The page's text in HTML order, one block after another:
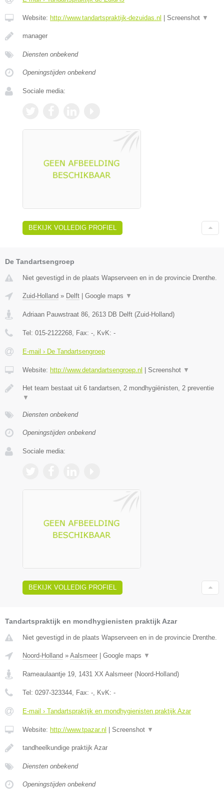
Website: http://www.tandartspraktijk-dezuidas.nl Screenshot ▼
manager
Diensten onbekend
Openingstijden onbekend
Sociale media:
BEKIJK VOLLEDIG PROFIEL
De Tandartsengroep
Niet gevestigd in de plaats Wapserveen en in de provincie Drenthe.
Zuid-Holland » Delft | Google maps ▼
Adriaan Pauwstraat 86 2613 DB Delft (Zuid-Holland)
Tel: 015-2122268 , Fax: - , KvK: -
E-mail › De Tandartsengroep
Website: http://www.detandartsengroep.nl | Screenshot ▼
Het team bestaat uit 6 tandartsen, 2 mondhygiënisten, 2 preventie
▼
Diensten onbekend
Openingstijden onbekend
Sociale media:
BEKIJK VOLLEDIG PROFIEL
Tandartspraktijk en mondhygienisten praktijk Azar
Niet gevestigd in de plaats Wapserveen en in de provincie Drenthe.
Noord-Holland » Aalsmeer Google maps ▼
Rameaulaantje 19, 1431 XX Aalsmeer (Noord-Holland)
Tel: 0297-323344, Fax: -, KvK: -
E-mail › Tandartspraktijk en mondhygienisten praktijk Azar
Website: http://www.tpazar.nl Screenshot ▼
tandheelkundige praktijk Azar
Diensten onbekend
Openingstijden onbekend